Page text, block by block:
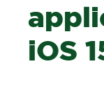
iOS